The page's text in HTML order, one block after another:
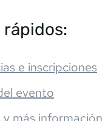
e inscripciones
evento